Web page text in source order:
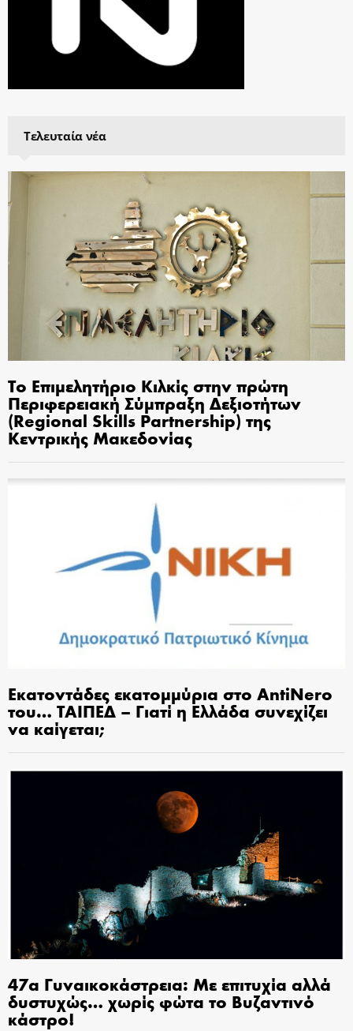
Τελευταία νέα
Το Επιμελητήριο Κιλκίς στην πρώτη
Περιφερειακή Σύμπραξη Δεξιοτήτων
(Regional Skills Partnership) της
Κεντρικής Μακεδονίας
Εκατοντάδες εκατομμύρια στο AntiNero
του… ΤΑΙΠΕΔ – Γιατί η Ελλάδα συνεχίζει
να καίγεται;
47α Γυναικοκάστρεια: Με επιτυχία αλλά
δυστυχώς… χωρίς φώτα το Βυζαντινό
κάστρο!